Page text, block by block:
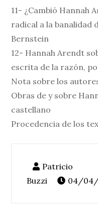
11- ¿Cambió Hannah
radical a la banalidad
Bernstein
12- Hannah Arendt
escrita de la razón,
Nota sobre los
Obras de y sobre
castellano
Procedencia de los
04/04/